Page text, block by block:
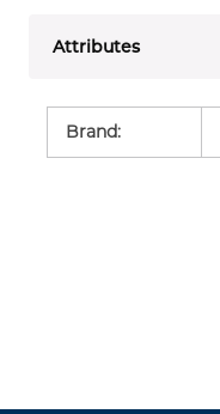
Attributes
Brand: